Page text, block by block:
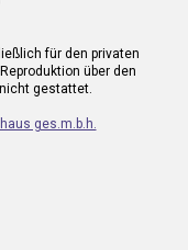
für den privaten
über den
gestattet.
ges.m.b.h.